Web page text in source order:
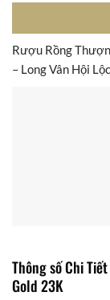
Rượu Rồng
– Long Vân Hội Lộc
Thông số Chi
Gold 23K